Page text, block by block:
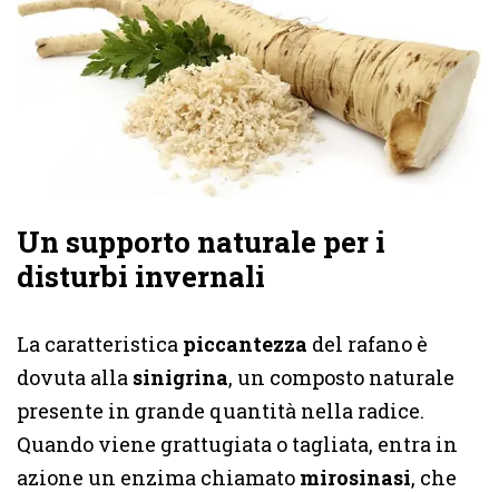
Un supporto naturale per i
disturbi invernali
La caratteristica piccantezza del rafano è
dovuta alla sinigrina, un composto naturale
presente in grande quantità nella radice.
Quando viene grattugiata o tagliata, entra in
azione un enzima chiamato mirosinasi, che